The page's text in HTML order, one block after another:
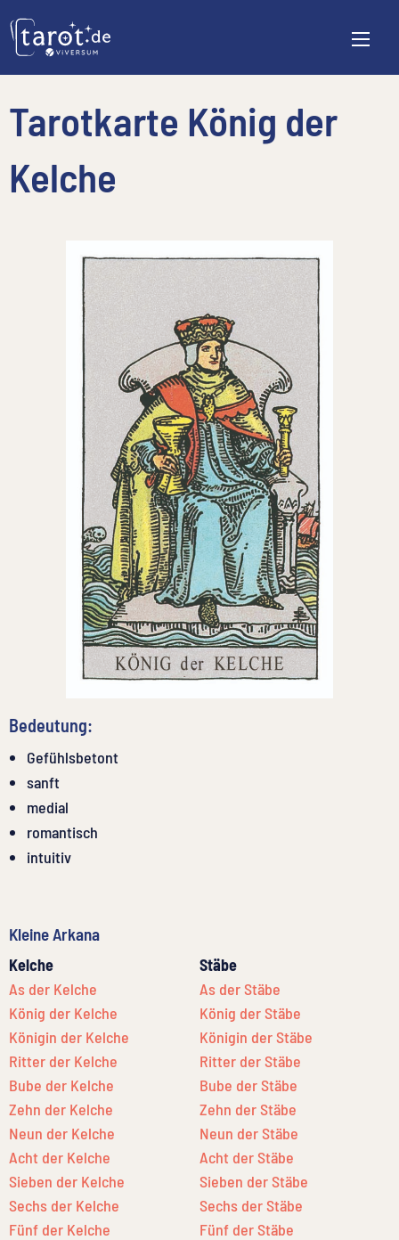
Tarotkarte König der
Kelche
Bedeutung:
Gefühlsbetont
sanft
medial
romantisch
intuitiv
Kleine Arkana
Kelche
As der Kelche
König der Kelche
Königin der Kelche
Ritter der Kelche
Bube der Kelche
Zehn der Kelche
Neun der Kelche
Acht der Kelche
Sieben der Kelche
Sechs der Kelche
Fünf der Kelche
Stäbe
As der Stäbe
König der Stäbe
Königin der Stäbe
Ritter der Stäbe
Bube der Stäbe
Zehn der Stäbe
Neun der Stäbe
Acht der Stäbe
Sieben der Stäbe
Sechs der Stäbe
Fünf der Stäbe